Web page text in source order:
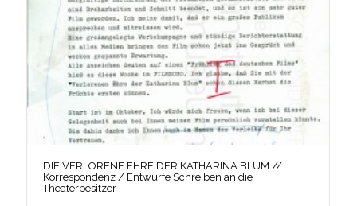
DIE VERLORENE EHRE DER KATHARINA BLUM //
Korrespondenz / Entwürfe Schreiben an die
Theaterbesitzer